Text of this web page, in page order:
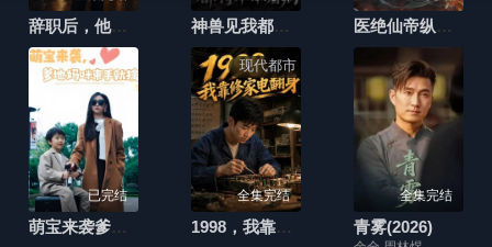
辞职后，他们才知道谁是老板 神兽见我都得乖乖看病 医绝仙帝纵横都市
已完结
萌宝来袭爹地妈咪束手就擒
现代都市
全集完结
1998，我靠修家电翻身
全集完结
青雾(2026)